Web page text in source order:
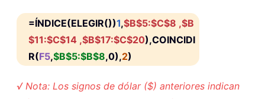
=ÍNDICE(ELEGIR())1,$B$5:$C$8 ,$B
$11:$C$14 ,$B$17:$C$20),COINCIDI
R(F5,$B$5:$B$8,0),2)
√ Nota: Los signos de dólar ($) anteriores indican